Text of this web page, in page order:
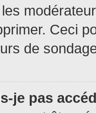
Ceci
de
je pas